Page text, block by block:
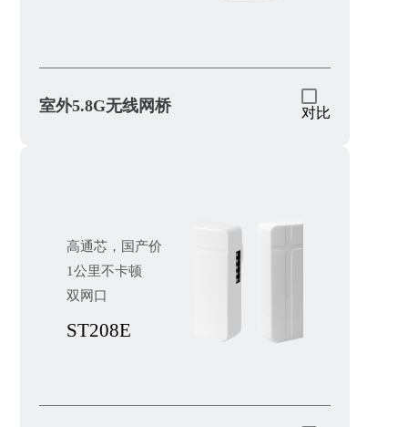
室外5.8G无线网桥 对比
高通芯，国产价
1公里不卡顿
双网口
ST208E